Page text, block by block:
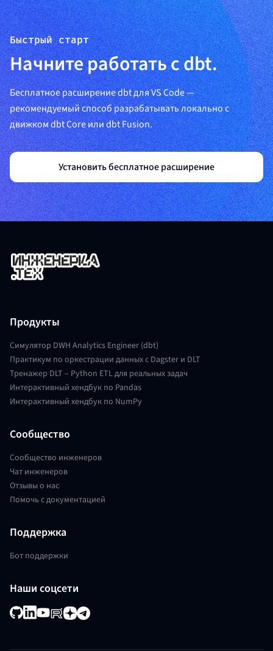
Быстрый старт
Начните работать с dbt.
Бесплатное расширение dbt для VS Code —
рекомендуемый способ разрабатывать локально с
движком dbt Core или dbt Fusion.
Установить бесплатное расширение
Продукты
Симулятор DWH Analytics Engineer (dbt)
Практикум по оркестрации данных с Dagster и DLT
Тренажер DLT – Python ETL для реальных задач
Интерактивный хендбук по Pandas
Интерактивный хендбук по NumPy
Сообщество
Сообщество инженеров
Чат инженеров
Отзывы о нас
Помочь с документацией
Поддержка
Бот поддержки
Наши соцсети